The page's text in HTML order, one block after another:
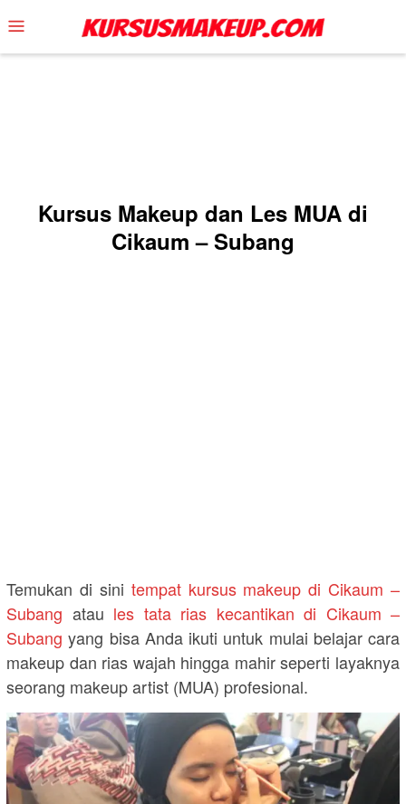
to
content
Mobile
Menu
Kursus Makeup dan Les MUA di
Cikaum – Subang
Temukan di sini tempat kursus makeup di Cikaum –
Subang atau les tata rias kecantikan di Cikaum –
Subang yang bisa Anda ikuti untuk mulai belajar cara
makeup dan rias wajah hingga mahir seperti layaknya
seorang makeup artist (MUA) profesional.